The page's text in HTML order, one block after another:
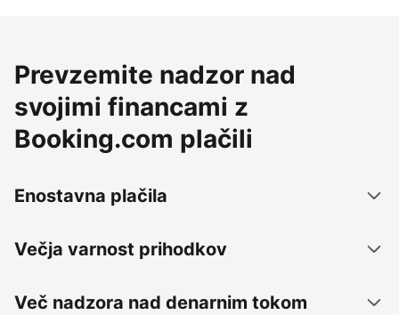
Prevzemite nadzor nad
svojimi financami z
Booking.com plačili
Enostavna plačila
Večja varnost prihodkov
Več nadzora nad denarnim tokom